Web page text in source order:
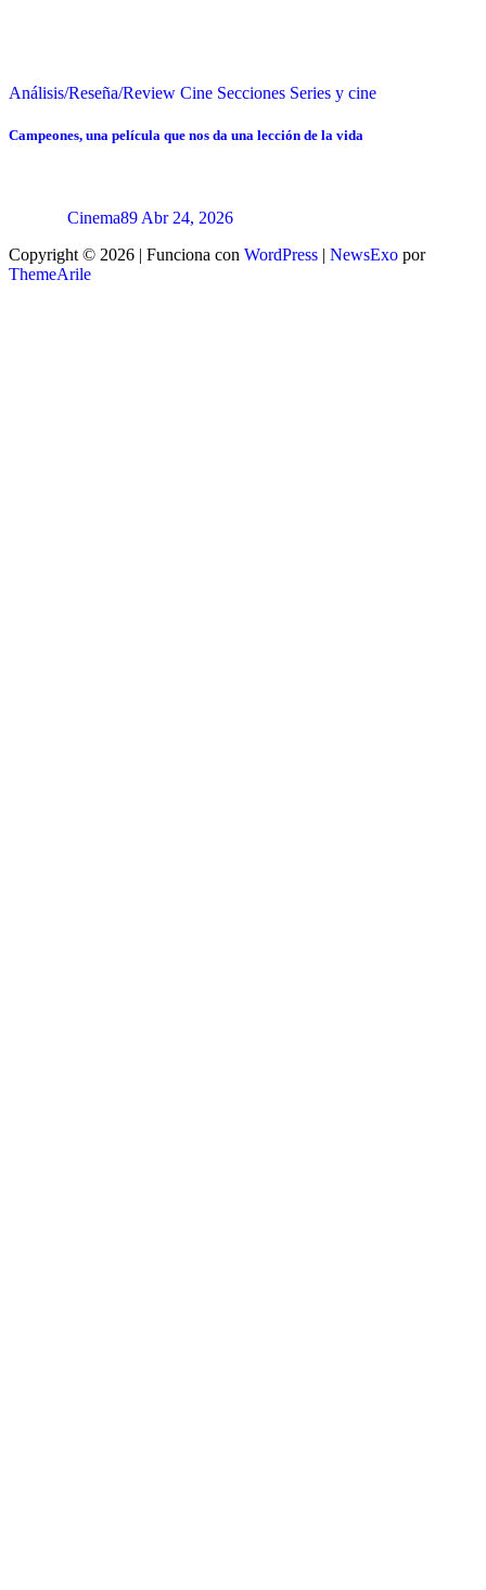
Análisis/Reseña/Review Cine Secciones Series y cine
Campeones, una película que nos da una lección de la vida
Cinema89 Abr 24, 2026
Copyright © 2026 | Funciona con WordPress | NewsExo por
ThemeArile